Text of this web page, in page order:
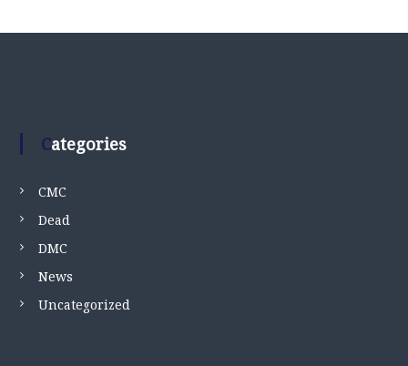
Categories
CMC
Dead
DMC
News
Uncategorized